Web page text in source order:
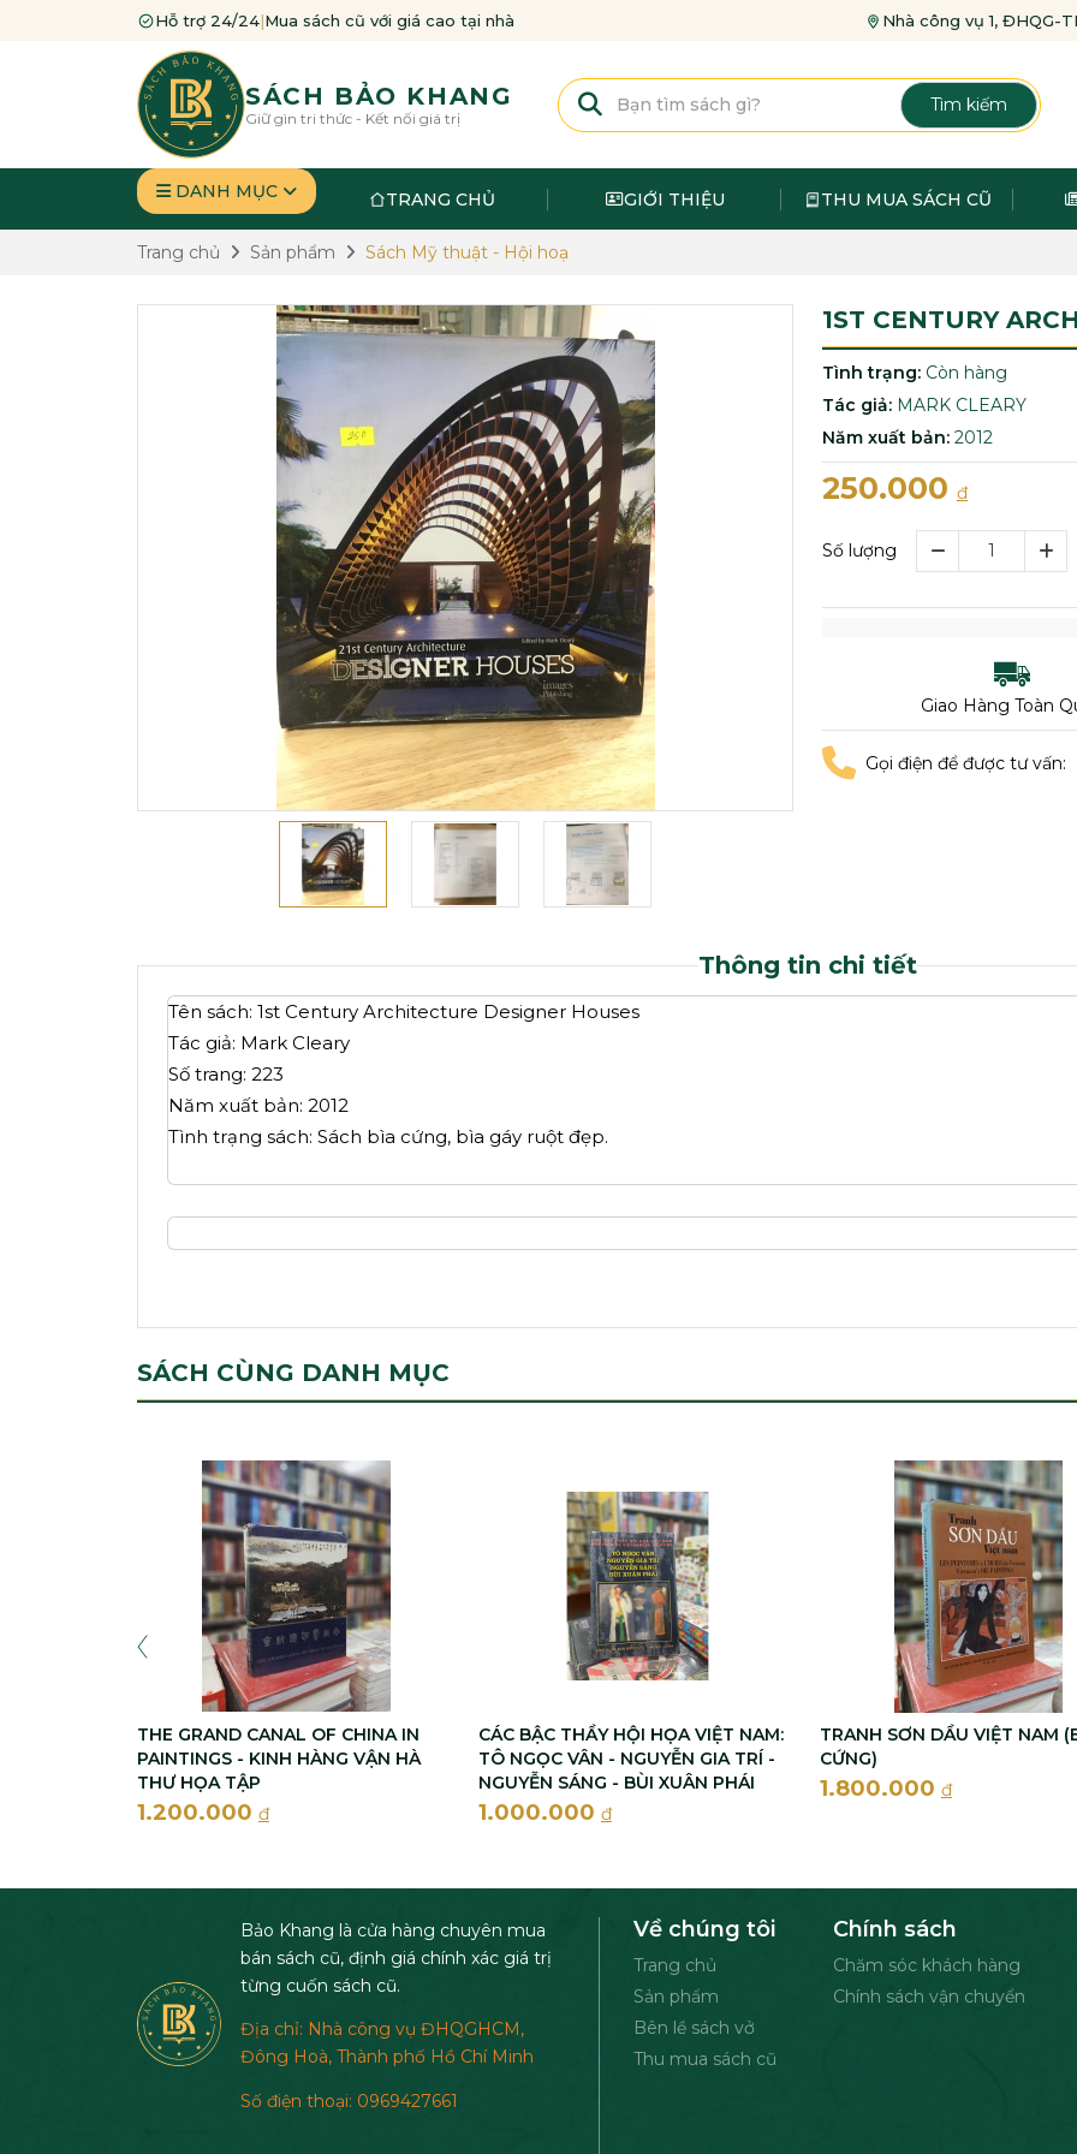
Hỗ trợ 24/24|Mua sách cũ với giá cao tại nhà Nhà công vụ 1, ĐHQG-
SÁCH BẢO KHANG
Giữ gìn tri thức - Kết nối giá trị
Tìm kiếm
DANH MỤC TRANG CHỦ GIỚI THIỆU THU MUA SÁCH CŨ
Trang chủ Sản phẩm Sách Mỹ thuật - Hội hoạ
1ST CENTURY
Tình trạng: Còn hàng
Tác giả: MARK CLEARY
Năm xuất bản: 2012
250.000 đ
Số lượng
Giao Hàng Toàn
Gọi điện để được tư vấn:
Thông tin chi tiết
Tên sách: 1st Century Architecture Designer Houses
Tác giả: Mark Cleary
Số trang: 223
Năm xuất bản: 2012
Tình trạng sách: Sách bìa cứng, bìa gáy ruột đẹp.
SÁCH CÙNG DANH MỤC
THE GRAND CANAL OF CHINA IN
PAINTINGS - KINH HÀNG VẬN HÀ
THƯ HỌA TẬP
1.200.000 đ
CÁC BẬC THẦY HỘI HỌA VIỆT NAM:
TÔ NGỌC VÂN - NGUYỄN GIA TRÍ -
NGUYỄN SÁNG - BÙI XUÂN PHÁI
1.000.000 đ
TRANH SƠN DẦU VIỆT NAM
CỨNG)
1.800.000 đ
Bảo Khang là cửa hàng chuyên mua
bán sách cũ, định giá chính xác giá trị
từng cuốn sách cũ.
Địa chỉ: Nhà công vụ ĐHQGHCM,
Đông Hoà, Thành phố Hồ Chí Minh
Số điện thoại: 0969427661
Về chúng tôi
Trang chủ
Sản phẩm
Bên lề sách vở
Thu mua sách cũ
Chính sách
Chăm sóc khách hàng
Chính sách vận chuyển